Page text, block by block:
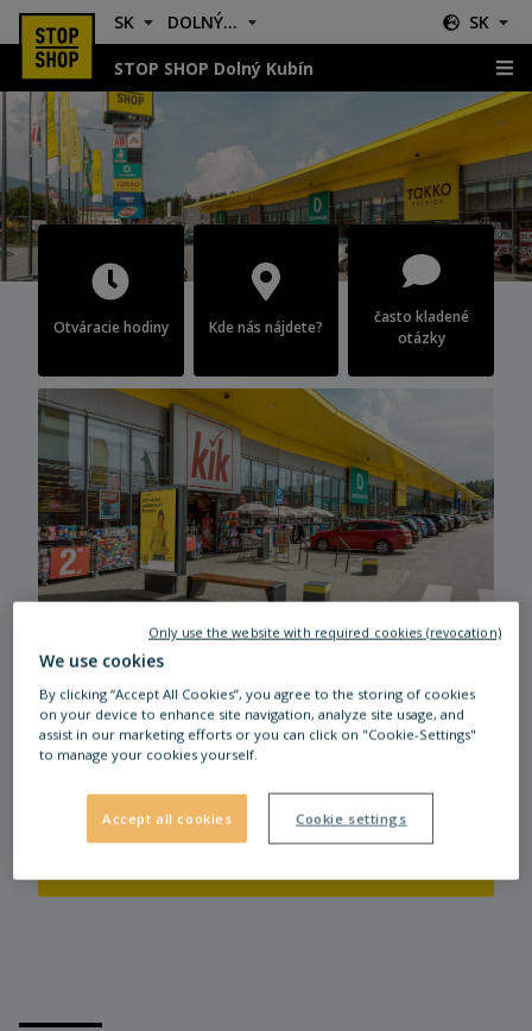
SK DOLNÝ KUBÍN SK
STOP SHOP Dolný Kubín
Dolný Kubín
Otváracie hodiny Kde nás nájdete?
často kladené
otázky
DOLNÝ KUBÍN
STOP SHOP Dolný Kubín sa nachádza v
okrese Dolný Kubín v Žilinskom kraji.
veľa zábavy pri nakupovaní či oddychu u
nás.
Čítajte viac
We use cookies
By clicking “Accept All Cookies”, you agree to the storing of cookies
on your device to enhance site navigation, analyze site usage, and
assist in our marketing efforts or you can click on "Cookie-Settings"
to manage your cookies yourself.
Accept all cookies Cookie settings
Only use the website with required cookies (revocation)